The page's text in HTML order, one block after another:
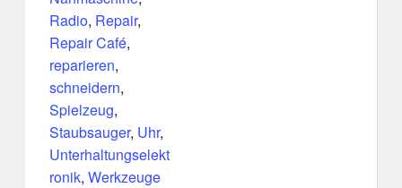
Radio, Repair,
Repair Café,
reparieren,
schneidern,
Spielzeug,
Staubsauger, Uhr,
Unterhaltungselekt
ronik, Werkzeuge